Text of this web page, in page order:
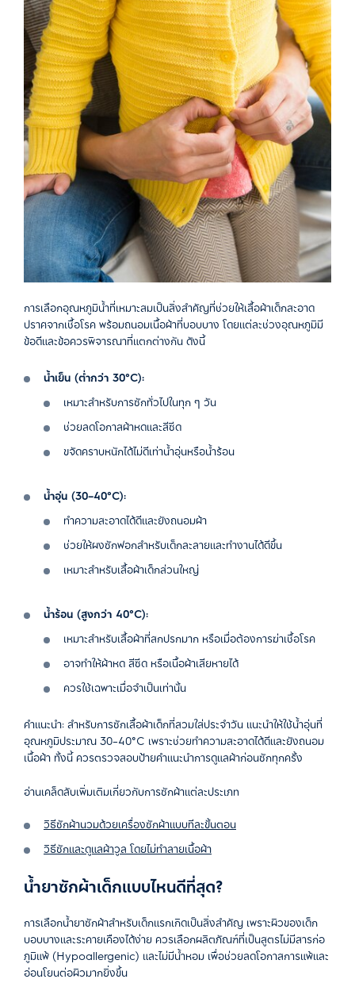
การเลือกอุณหภูมิน้ำที่เหมาะสมเป็นสิ่งสำคัญที่ช่วยให้เสื้อผ้าเด็กสะอาด
ปราศจากเชื้อโรค พร้อมถนอมเนื้อผ้าที่บอบบาง โดยแต่ละช่วงอุณหภูมิมี
ข้อดีและข้อควรพิจารณาที่แตกต่างกัน ดังนี้
น้ำเย็น (ต่ำกว่า 30°C):
เหมาะสำหรับการซักทั่วไปในทุก ๆ วัน
ช่วยลดโอกาสผ้าหดและสีซีด
ขจัดคราบหนักได้ไม่ดีเท่าน้ำอุ่นหรือน้ำร้อน
น้ำอุ่น (30–40°C):
ทำความสะอาดได้ดีและยังถนอมผ้า
ช่วยให้ผงซักฟอกสำหรับเด็กละลายและทำงานได้ดีขึ้น
เหมาะสำหรับเสื้อผ้าเด็กส่วนใหญ่
น้ำร้อน (สูงกว่า 40°C):
เหมาะสำหรับเสื้อผ้าที่สกปรกมาก หรือเมื่อต้องการฆ่าเชื้อโรค
อาจทำให้ผ้าหด สีซีด หรือเนื้อผ้าเสียหายได้
ควรใช้เฉพาะเมื่อจำเป็นเท่านั้น
คำแนะนำ: สำหรับการซักเสื้อผ้าเด็กที่สวมใส่ประจำวัน แนะนำให้ใช้น้ำอุ่นที่
อุณหภูมิประมาณ 30–40°C เพราะช่วยทำความสะอาดได้ดีและยังถนอม
เนื้อผ้า ทั้งนี้ ควรตรวจสอบป้ายคำแนะนำการดูแลผ้าก่อนซักทุกครั้ง
อ่านเคล็ดลับเพิ่มเติมเกี่ยวกับการซักผ้าแต่ละประเภท
วิธีซักผ้านวมด้วยเครื่องซักผ้าแบบทีละขั้นตอน
วิธีซักและดูแลผ้าวูล โดยไม่ทำลายเนื้อผ้า
น้ำยาซักผ้าเด็กแบบไหนดีที่สุด?
การเลือกน้ำยาซักผ้าสำหรับเด็กแรกเกิดเป็นสิ่งสำคัญ เพราะผิวของเด็ก
บอบบางและระคายเคืองได้ง่าย ควรเลือกผลิตภัณฑ์ที่เป็นสูตรไม่มีสารก่อ
ภูมิแพ้ (Hypoallergenic) และไม่มีน้ำหอม เพื่อช่วยลดโอกาสการแพ้และ
อ่อนโยนต่อผิวมากยิ่งขึ้น